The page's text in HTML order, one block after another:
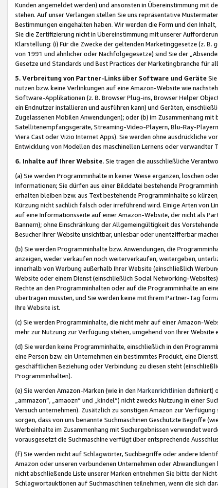
Kunden angemeldet werden) und ansonsten in Übereinstimmung mit
stehen. Auf unser Verlangen stellen Sie uns repräsentative
Bestimmungen eingehalten haben. Wir werden die Form und den
Sie die Zertifizierung nicht in Übereinstimmung mit unserer
Klarstellung: (i) Für die Zwecke der geltenden Marketinggesetze (z. B.
von 1991 und ähnlicher oder Nachfolgegesetze) sind Sie der
Gesetze und Standards und Best Practices der Marketingbranche für
5. Verbreitung von Partner-Links über Software und Geräte
nutzen bzw. keine Verlinkungen auf eine Amazon-Website wie
Software-Applikationen (z. B. Browser Plug-ins, Browser Helper
ein Endnutzer installieren und ausführen kann) und Geräten,
Zugelassenen Mobilen Anwendungen); oder (b) im Zusammenhang
Satellitenempfangsgeräte, Streaming-Video-Playern, Blu-Ray-
Viera Cast oder Vizio Internet Apps). Sie werden ohne ausdrückliche
Entwicklung von Modellen des maschinellen Lernens oder
6. Inhalte auf Ihrer Website. Sie tragen die ausschließliche
(a) Sie werden Programminhalte in keiner Weise ergänzen, löschen
Informationen; Sie dürfen aus einer Bilddatei bestehende
erhalten bleiben bzw. aus Text bestehende Programminhalte so
Kürzung nicht sachlich falsch oder irreführend wird. Einige Arten von
auf eine Informationsseite auf einer Amazon-Website, der nicht als
Bannern); ohne Einschränkung der Allgemeingültigkeit des
Besucher Ihrer Website unsichtbar, unlesbar oder unentzifferbar
(b) Sie werden Programminhalte bzw. Anwendungen, die
anzeigen, weder verkaufen noch weiterverkaufen, weitergeben,
innerhalb von Werbung außerhalb Ihrer Website (einschließlich
Website oder einem Dienst (einschließlich Social Networking-
Rechte an den Programminhalten oder auf die Programminhalte an
übertragen müssten, und Sie werden keine mit Ihrem Partner-Tag
Ihre Website ist.
(c) Sie werden Programminhalte, die nicht mehr auf einer Amazon-
mehr zur Nutzung zur Verfügung stehen, umgehend von Ihrer
(d) Sie werden keine Programminhalte, einschließlich in den
eine Person bzw. ein Unternehmen ein bestimmtes Produkt, eine
geschäftlichen Beziehung oder Verbindung zu diesen steht
Programminhalten).
(e) Sie werden Amazon-Marken (wie in den Markenrichtlinien definiert)
„ammazon“, „amaozn“ und „kindel“) nicht zwecks Nutzung in einer
Versuch unternehmen). Zusätzlich zu sonstigen Amazon zur
sorgen, dass von uns benannte Suchmaschinen Geschützte Begriffe
Werbeinhalte im Zusammenhang mit Suchergebnissen verwendet
vorausgesetzt die Suchmaschine verfügt über entsprechende
(f) Sie werden nicht auf Schlagwörter, Suchbegriffe oder andere
Amazon oder unseren verbundenen Unternehmen oder
nicht abschließende Liste unserer Marken entnehmen Sie bitte der
Schlagwortauktionen auf Suchmaschinen teilnehmen, wenn die sich